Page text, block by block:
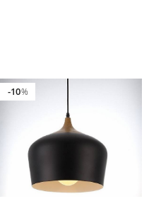
%
10